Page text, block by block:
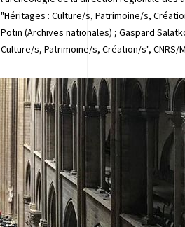
"Héritages : Culture/s, Patrimoine/s,
Potin (Archives nationales) ; Gaspard
Culture/s, Patrimoine/s, Création/s", CNRS/